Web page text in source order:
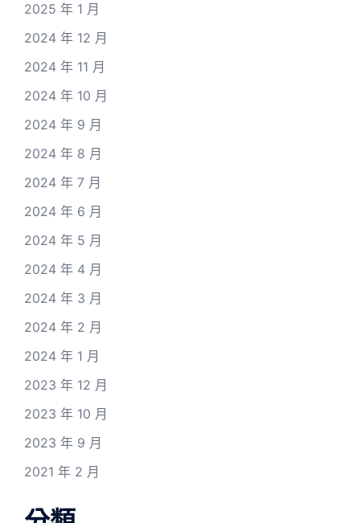
2025 年 1 月
2024 年 12 月
2024 年 11 月
2024 年 10 月
2024 年 9 月
2024 年 8 月
2024 年 7 月
2024 年 6 月
2024 年 5 月
2024 年 4 月
2024 年 3 月
2024 年 2 月
2024 年 1 月
2023 年 12 月
2023 年 10 月
2023 年 9 月
2021 年 2 月